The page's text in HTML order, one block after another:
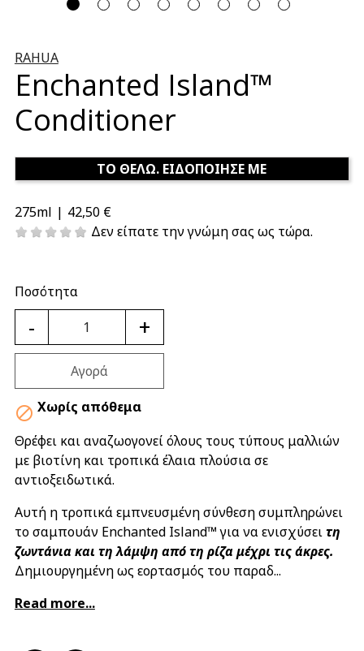
RAHUA
Enchanted Island™
Conditioner
ΤΟ ΘΕΛΩ. ΕΙΔΟΠΟΙΗΣΕ ΜΕ
275ml | 42,50 €
Δεν είπατε την γνώμη σας ως τώρα.
Ποσότητα
- +
Αγορά
 Χωρίς απόθεμα
Θρέφει και αναζωογονεί όλους τους τύπους μαλλιών
με βιοτίνη και τροπικά έλαια πλούσια σε
αντιοξειδωτικά.
Αυτή η τροπικά εμπνευσμένη σύνθεση συμπληρώνει
το σαμπουάν Enchanted Island™ για να ενισχύσειτη
ζωντάνια και τη λάμψη από τη ρίζα μέχρι τις άκρες.
Δημιουργημένη ως εορτασμός του παραδ...
Read more...